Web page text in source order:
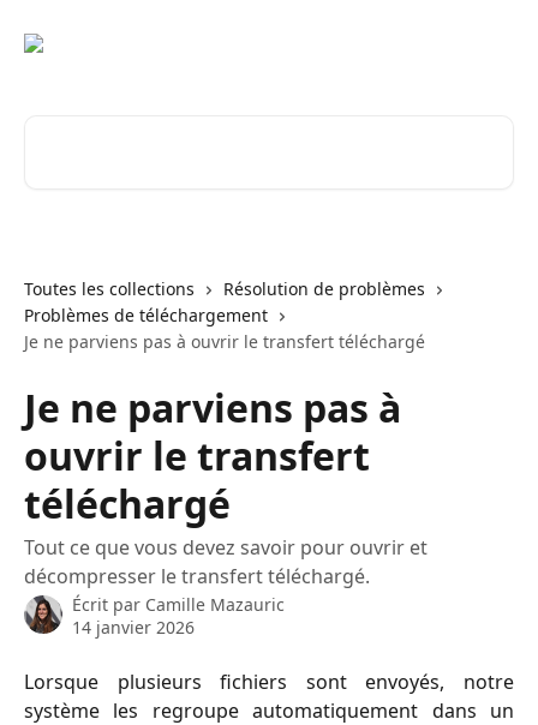
Toutes les collections
Résolution de problèmes
Problèmes de téléchargement
Je ne parviens pas à ouvrir le transfert téléchargé
Je ne parviens pas à
ouvrir le transfert
téléchargé
Tout ce que vous devez savoir pour ouvrir et
décompresser le transfert téléchargé.
Écrit par Camille Mazauric
14 janvier 2026
Lorsque plusieurs fichiers sont envoyés, notre
système les regroupe automatiquement dans un